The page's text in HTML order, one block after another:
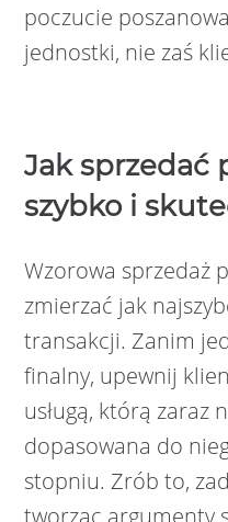
poczucie
jednostki, nie zaś
Jak sprzedać
szybko i
Wzorowa sprzedaż
zmierzać jak
transakcji. Zanim
finalny, upewnij
usługą, którą zaraz
dopasowana do
stopniu. Zrób to,